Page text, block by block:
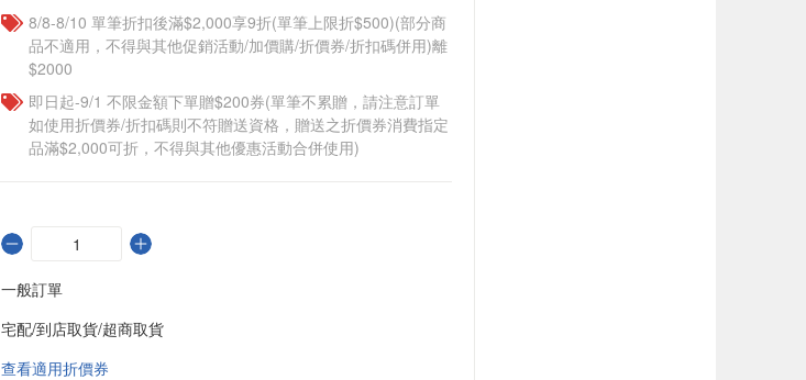
8/8-8/10 單筆折扣後滿$2,000享9折(單筆上限折$500)(部分商
品不適用，不得與其他促銷活動/加價購/折價券/折扣碼併用)離
$2000
即日起-9/1 不限金額下單贈$200券(單筆不累贈，請注意訂單
如使用折價券/折扣碼則不符贈送資格，贈送之折價券消費指定
品滿$2,000可折，不得與其他優惠活動合併使用)
一般訂單
宅配/到店取貨/超商取貨
查看適用折價券